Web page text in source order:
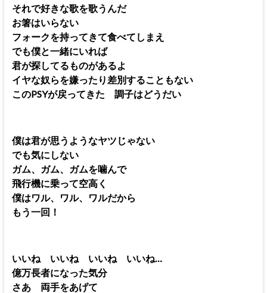
それで好きな歌を歌うんだ
お箸はいらない
フォークを持ってきて食べてしまえ
でも僕と一緒にいれば
君が探してるものがあるよ
イヤな奴らを嫌ったり差別することもない
このPSYが戻ってきた 調子はどうだい
僕は君が思うようなヤツじゃない
でも気にしない
ガム、ガム、ガムを噛んで
飛行機に乗って空高く
僕はワル、ワル、ワルだから
もう一回！
いいね いいね いいね いいね…
億万長者になった気分
さあ 両手をあげて